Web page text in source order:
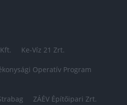
Ke-Víz 21 Zrt.
Operatív Program
ZÁÉV Építőipari Zrt.